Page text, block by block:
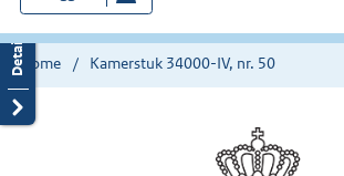
hier:
Home Kamerstuk 34000-IV, nr. 50